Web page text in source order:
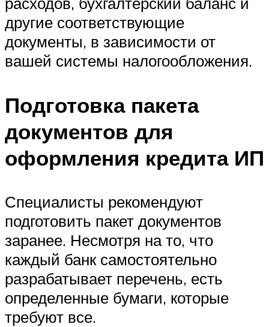
другие соответствующие
документы, в зависимости от
вашей системы налогообложения.
Подготовка пакета
документов для
оформления кредита ИП
Специалисты рекомендуют
подготовить пакет документов
заранее. Несмотря на то, что
каждый банк самостоятельно
разрабатывает перечень, есть
определенные бумаги, которые
требуют все.